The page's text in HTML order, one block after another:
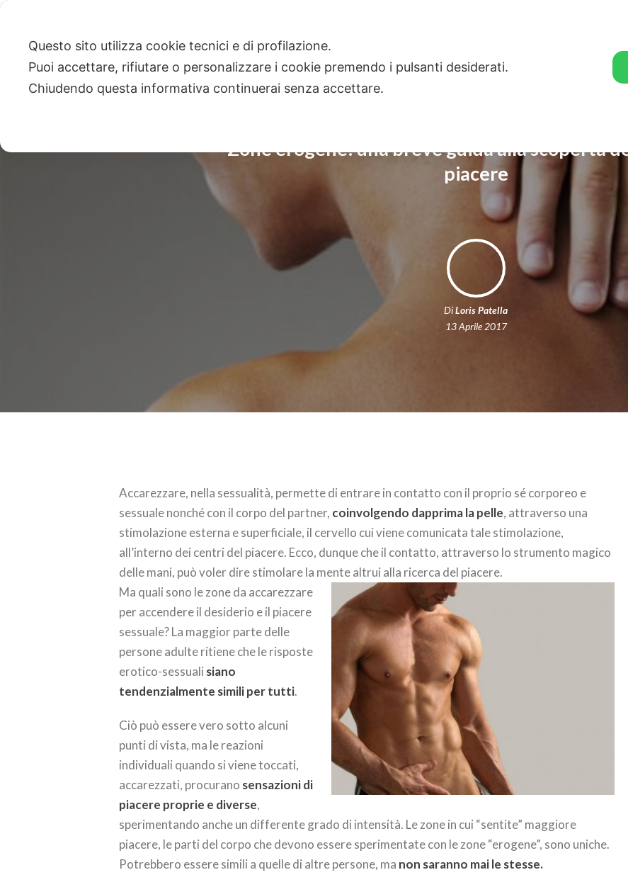
Zone erogene: una breve guida alla scoperta
piacere
DiLoris Patella
13 Aprile 2017
Accarezzare, nella sessualità, permette di entrare in contatto con il proprio sé corporeo e
sessuale nonché con il corpo del partner, coinvolgendo dapprima la pelle, attraverso una
stimolazione esterna e superficiale, il cervello cui viene comunicata tale stimolazione,
all’interno dei centri del piacere. Ecco, dunque che il contatto, attraverso lo strumento magico
delle mani, può voler dire stimolare la mente altrui alla ricerca del piacere.
Ma quali sono le zone da accarezzare
per accendere il desiderio e il piacere
sessuale? La maggior parte delle
persone adulte ritiene che le risposte
erotico-sessuali siano
tendenzialmente simili per tutti.
Ciò può essere vero sotto alcuni
punti di vista, ma le reazioni
individuali quando si viene toccati,
accarezzati, procurano sensazioni di
piacere proprie e diverse,
sperimentando anche un differente grado di intensità. Le zone in cui “sentite” maggiore
piacere, le parti del corpo che devono essere sperimentate con le zone “erogene”, sono uniche.
Potrebbero essere simili a quelle di altre persone, ma non saranno mai le stesse.
Questo sito utilizza cookie tecnici e di profilazione.
Puoi accettare, rifiutare o personalizzare i cookie premendo i pulsanti desiderati.
Chiudendo questa informativa continuerai senza accettare.